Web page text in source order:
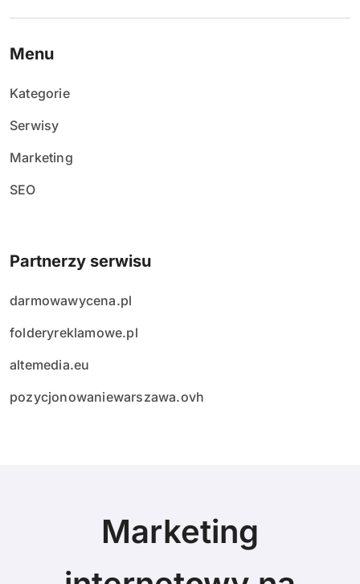
Menu
Kategorie
Serwisy
Marketing
SEO
Partnerzy serwisu
darmowawycena.pl
folderyreklamowe.pl
altemedia.eu
pozycjonowaniewarszawa.ovh
Marketing